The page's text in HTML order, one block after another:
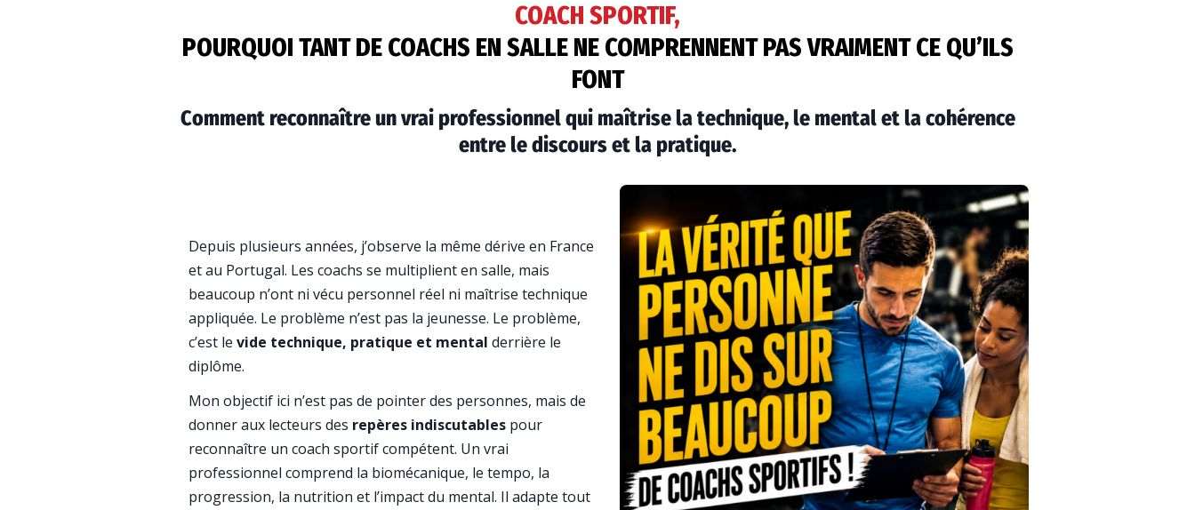
COACH SPORTIF,
POURQUOI TANT DE COACHS EN SALLE NE COMPRENNENT PAS VRAIMENT CE QU’ILS
FONT
Comment reconnaître un vrai professionnel qui maîtrise la technique, le mental et la cohérence
entre le discours et la pratique.
Depuis plusieurs années, j’observe la même dérive en France
et au Portugal. Les coachs se multiplient en salle, mais
beaucoup n’ont ni vécu personnel réel ni maîtrise technique
appliquée. Le problème n’est pas la jeunesse. Le problème,
c’est le vide technique, pratique et mental derrière le
diplôme.
Mon objectif ici n’est pas de pointer des personnes, mais de
donner aux lecteurs des repères indiscutables pour
reconnaître un coach sportif compétent. Un vrai
professionnel comprend la biomécanique, le tempo, la
progression, la nutrition et l’impact du mental. Il adapte tout